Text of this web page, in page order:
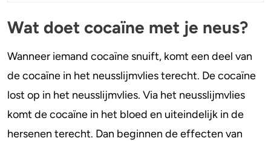
Ayahuasca
LSD
Benzodiazepines
Stel een vraag
Wat doet cocaïne met je neus?
Wat doet cocaïne met je neus?
Wanneer iemand cocaïne snuift, komt een deel van
de cocaïne in het neusslijmvlies terecht. De cocaïne
lost op in het neusslijmvlies. Via het neusslijmvlies
komt de cocaïne in het bloed en uiteindelijk in de
hersenen terecht. Dan beginnen de effecten van